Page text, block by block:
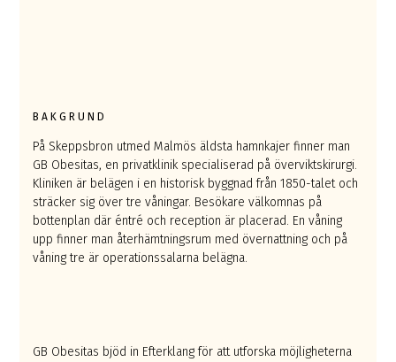
BAKGRUND
På Skeppsbron utmed Malmös äldsta hamnkajer finner man
GB Obesitas, en privatklinik specialiserad på överviktskirurgi.
Kliniken är belägen i en historisk byggnad från 1850-talet och
sträcker sig över tre våningar. Besökare välkomnas på
bottenplan där éntré och reception är placerad. En våning
upp finner man återhämtningsrum med övernattning och på
våning tre är operationssalarna belägna.
GB Obesitas bjöd in Efterklang för att utforska möjligheterna